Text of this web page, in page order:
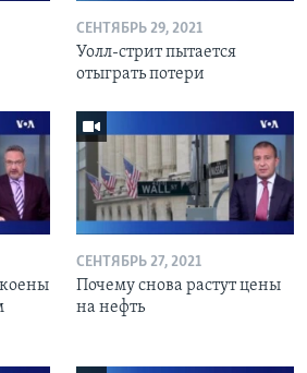
СЕНТЯБРЬ 29, 2021
Уолл-стрит пытается
отыграть потери
СЕНТЯБРЬ 27, 2021
Почему снова растут цены
на нефть